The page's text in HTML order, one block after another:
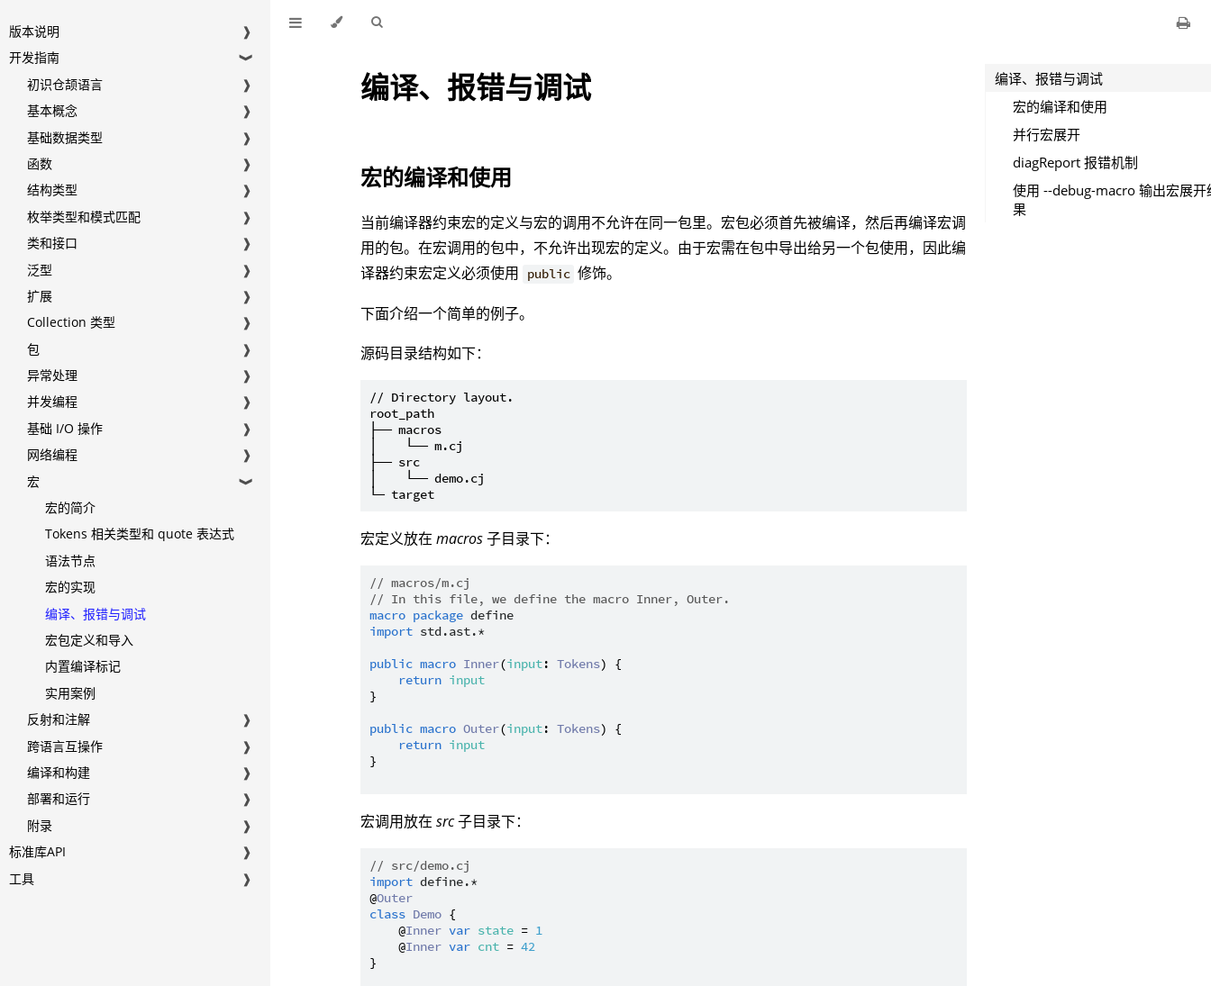
版本说明
❱
开发指南
❱
初识仓颉语言
❱
基本概念
❱
基础数据类型
❱
函数
❱
结构类型
❱
枚举类型和模式匹配
❱
类和接口
❱
泛型
❱
扩展
❱
Collection 类型
❱
包
❱
异常处理
❱
并发编程
❱
基础 I/O 操作
❱
网络编程
❱
宏
❱
宏的简介
Tokens 相关类型和 quote 表达式
语法节点
宏的实现
编译、报错与调试
宏包定义和导入
内置编译标记
实用案例
反射和注解
❱
跨语言互操作
❱
编译和构建
❱
部署和运行
❱
附录
❱
标准库API
❱
工具
❱
编译、报错与调试
宏的编译和使用
当前编译器约束宏的定义与宏的调用不允许在同一包里。宏包必须首先被编译，然后再编译宏调
用的包。在宏调用的包中，不允许出现宏的定义。由于宏需在包中导出给另一个包使用，因此编
译器约束宏定义必须使用
public 修饰。
下面介绍一个简单的例子。
源码目录结构如下：
// Directory layout.
root_path
├── macros
│    └── m.cj
├── src
│    └── demo.cj
宏定义放在macros子目录下：
// macros/m.cj
// In this file, we define the macro Inner, Outer.
macro package define
import std.ast.*
public macro Inner(input: Tokens) {
return input
}
public macro Outer(input: Tokens) {
return input
}
宏调用放在src子目录下：
// src/demo.cj
import define.*
@Outer
class Demo {
    @
Inner var state = 1
    @
Inner var cnt = 42
}
编译、报错与调试
宏的编译和使用
并行宏展开
diagReport 报错机制
使用 --debug-macro 输出宏展开
果